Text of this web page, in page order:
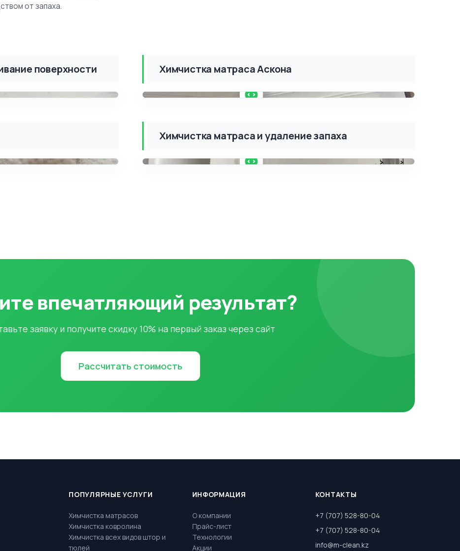
от запаха.
поверхности Химчистка матраса Аскона
Химчистка матраса и удаление запаха
впечатляющий результат?
заявку и получите скидку 10% на первый заказ через сайт
Рассчитать стоимость
ПОПУЛЯРНЫЕ УСЛУГИ
Химчистка матрасов
Химчистка ковролина
Химчистка всех видов штор и
тюлей
ИНФОРМАЦИЯ
О компании
Прайс-лист
Технологии
Акции
КОНТАКТЫ
+7 (707) 528-80-04
+7 (707) 528-80-04
info@m-clean.kz